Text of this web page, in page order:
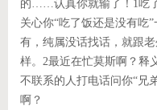
的……认真你就输了！1吃
关心你“吃了饭还是没有吃
有，纯属没话找话，就跟
样。2最近在忙莫斯啊？释
不联系的人打电话问你“兄
啊？